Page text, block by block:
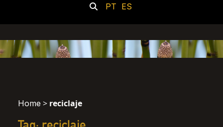
PT ES
Home > reciclaje